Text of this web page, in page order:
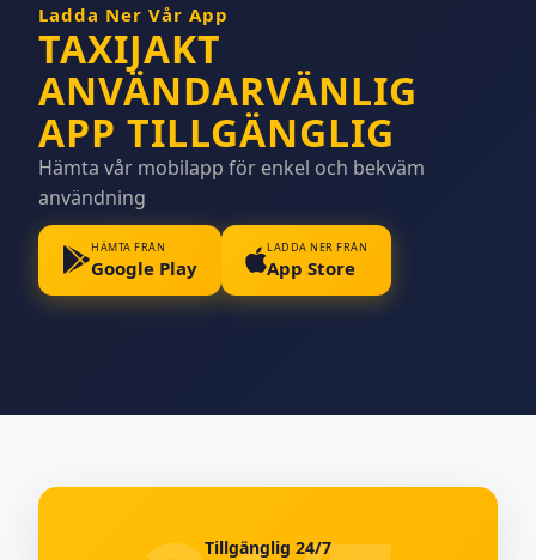
Ladda Ner Vår App
TAXIJAKT
ANVÄNDARVÄNLIG
APP TILLGÄNGLIG
Hämta vår mobilapp för enkel och bekväm
användning
HÄMTA FRÅN
Google Play
LADDA NER FRÅN
App Store
Tillgänglig 24/7